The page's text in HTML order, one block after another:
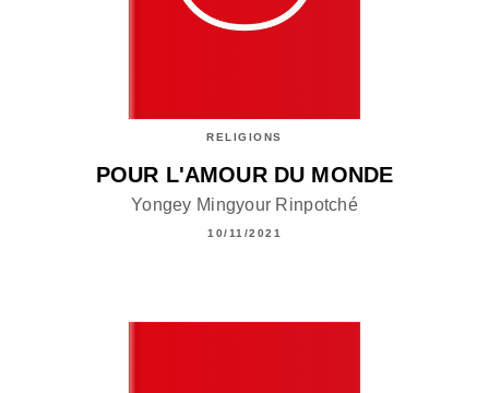
RELIGIONS
POUR L'AMOUR DU MONDE
Yongey Mingyour Rinpotché
10/11/2021